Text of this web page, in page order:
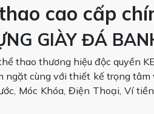
cao cấp
GIÀY ĐÁ
thao thương hiệu độc quyền
cùng với thiết kế trọng
Móc Khóa, Điện Thoại, Ví